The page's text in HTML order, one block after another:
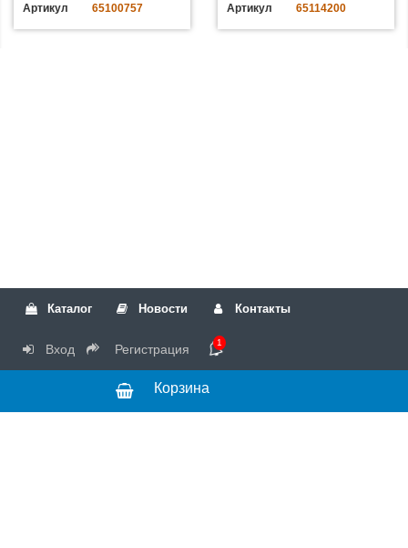
Артикул 65100757 Артикул 65114200
Каталог Новости Контакты
Вход Регистрация 1
Корзина